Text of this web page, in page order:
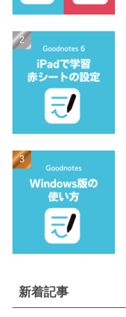
新着記事